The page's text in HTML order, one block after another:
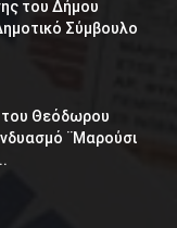
του Δήμου
Σύμβουλο
του Θεόδωρου
¨Μαρούσι